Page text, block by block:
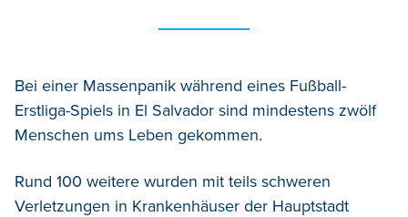
Bei einer Massenpanik während eines Fußball-
Erstliga-Spiels in El Salvador sind mindestens zwölf
Menschen ums Leben gekommen.
Rund 100 weitere wurden mit teils schweren
Verletzungen in Krankenhäuser der Hauptstadt